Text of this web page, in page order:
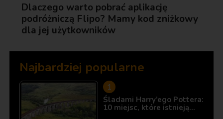
Dlaczego warto pobrać aplikację
podróżniczą Flipo? Mamy kod zniżkowy
dla jej użytkowników
Najbardziej popularne
Śladami Harry’ego Pottera:
10 miejsc, które istnieją…